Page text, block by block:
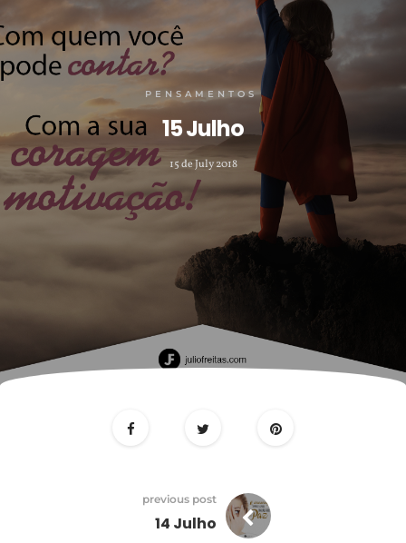
PENSAMENTOS
15 Julho
15 de July 2018
previous post
14 Julho